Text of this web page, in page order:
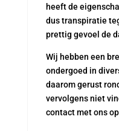
heeft de
dus transpiratie
prettig gevoel de
Wij hebben een
ondergoed in
daarom gerust
vervolgens niet
contact met ons